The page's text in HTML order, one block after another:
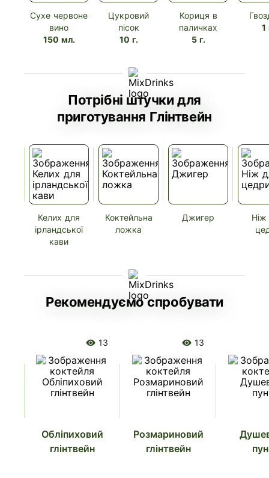
Сухе червоне
вино
150 мл.
Цукровий
пісок
10 г.
Кориця в
паличках
5 г.
1
Потрібні штучки для
приготування Глінтвейн
Келих для
ірландської
кави
Коктейльна
ложка
Джигер
Ніж
Рекомендуємо спробувати
13
Обліпиховий
глінтвейн
13
Розмариновий
глінтвейн